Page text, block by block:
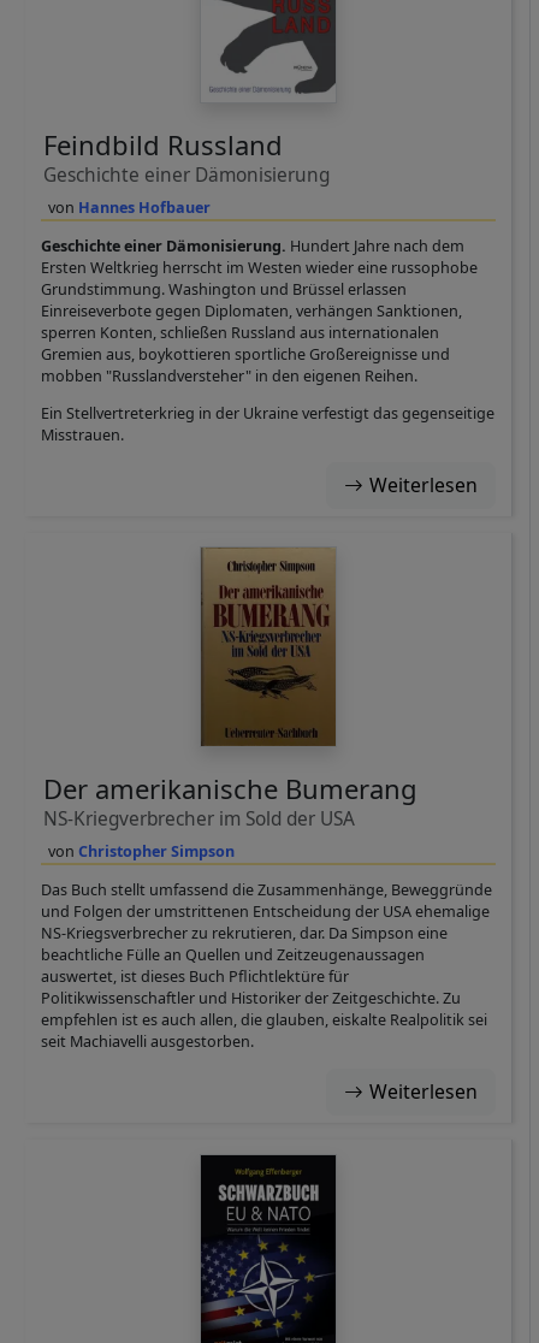
Hannes Hofbauer
Feindbild Russland
Geschichte einer Dämonisierung
Geschichte einer Dämonisierung. Hundert Jahre nach dem
Ersten Weltkrieg herrscht im Westen wieder eine russophobe
Grundstimmung. Washington und Brüssel erlassen
Einreiseverbote gegen Diplomaten, verhängen Sanktionen,
sperren Konten, schließen Russland aus internationalen
Gremien aus, boykottieren sportliche Großereignisse und
mobben "Russlandversteher" in den eigenen Reihen.
Ein Stellvertreterkrieg in der Ukraine verfestigt das gegenseitige
Misstrauen.
Weiterlesen
Christopher Simpson
Der amerikanische Bumerang
NS-Kriegverbrecher im Sold der USA
Das Buch stellt umfassend die Zusammenhänge, Beweggründe
und Folgen der umstrittenen Entscheidung der USA ehemalige
NS-Kriegsverbrecher zu rekrutieren, dar. Da Simpson eine
beachtliche Fülle an Quellen und Zeitzeugenaussagen
auswertet, ist dieses Buch Pflichtlektüre für
Politikwissenschaftler und Historiker der Zeitgeschichte. Zu
empfehlen ist es auch allen, die glauben, eiskalte Realpolitik sei
seit Machiavelli ausgestorben.
Weiterlesen